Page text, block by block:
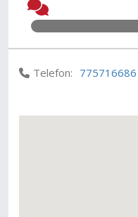
Telefon: 775716686